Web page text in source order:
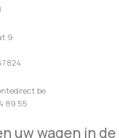
9
89 55
uw wagen in